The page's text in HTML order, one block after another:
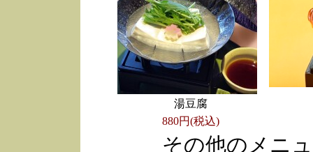
湯豆腐
880円(税込)
その他のメニ